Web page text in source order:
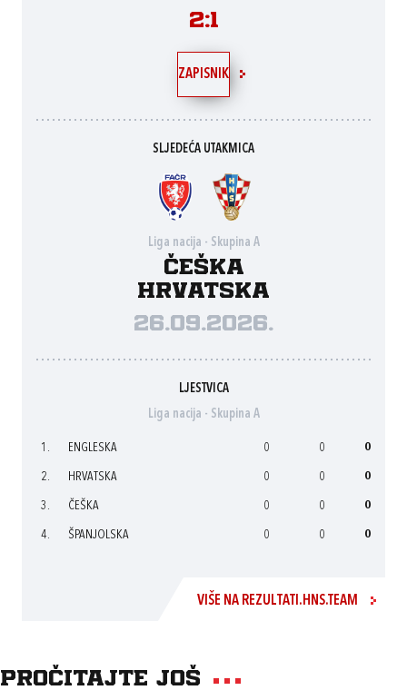
2:1
ZAPISNIK
SLJEDEĆA UTAKMICA
Liga nacija - Skupina A
Češka
Hrvatska
26.09.2026.
LJESTVICA
Liga nacija - Skupina A
1. ENGLESKA 0 0 0
2. HRVATSKA 0 0 0
3. ČEŠKA 0 0 0
4. ŠPANJOLSKA 0 0 0
VIŠE NA REZULTATI.HNS.TEAM
Pročitajte još